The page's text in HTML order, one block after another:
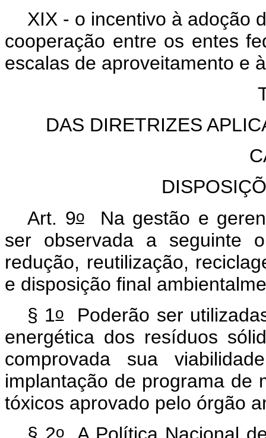
XIX - o incentivo à adoção
cooperação entre os entes
escalas de aproveitamento e
DAS DIRETRIZES
Art. 9oNa gestão e
ser observada a seguinte
redução, reutilização,
e disposição final
§ 1oPoderão ser
energética dos resíduos
comprovada sua
implantação de programa de
tóxicos aprovado pelo órgão
o